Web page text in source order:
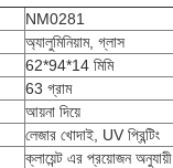
NM0281
অ্যালুমিনিয়াম, গ্লাস
62*94*14 মিমি
63 গ্রাম
আয়না দিয়ে
লেজার খোদাই, UV প্রিন্টিং
ক্লায়েন্ট এর প্রয়োজন অনুযায়ী